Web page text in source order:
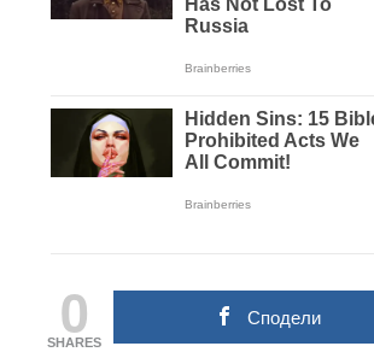
0
SHARES
Сподели